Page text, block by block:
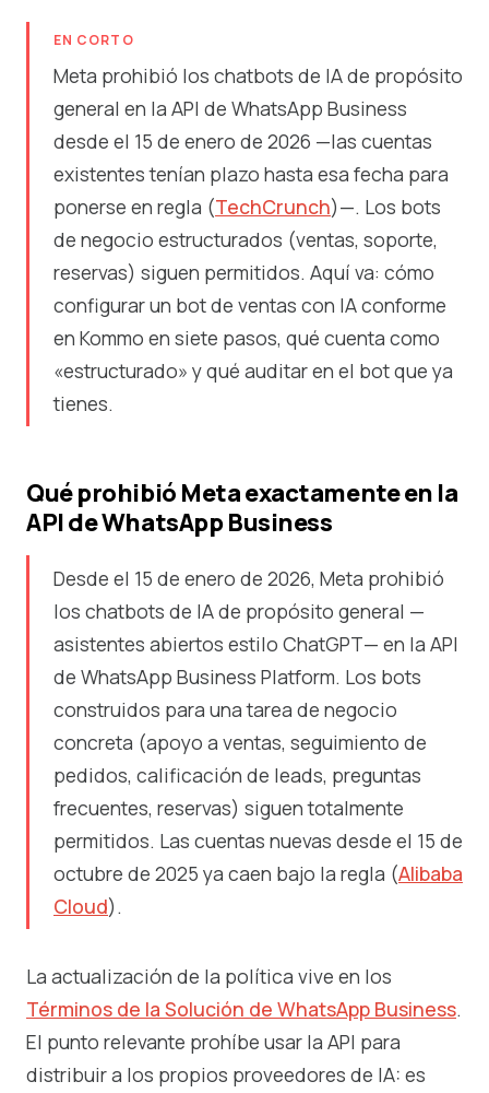
EN CORTO
Meta prohibió los chatbots de IA de propósito
general en la API de WhatsApp Business
desde el 15 de enero de 2026 —las cuentas
existentes tenían plazo hasta esa fecha para
ponerse en regla (TechCrunch)—. Los bots
de negocio estructurados (ventas, soporte,
reservas) siguen permitidos. Aquí va: cómo
configurar un bot de ventas con IA conforme
en Kommo en siete pasos, qué cuenta como
«estructurado» y qué auditar en el bot que ya
tienes.
Qué prohibió Meta exactamente en la
API de WhatsApp Business
Desde el 15 de enero de 2026, Meta prohibió
los chatbots de IA de propósito general —
asistentes abiertos estilo ChatGPT— en la API
de WhatsApp Business Platform. Los bots
construidos para una tarea de negocio
concreta (apoyo a ventas, seguimiento de
pedidos, calificación de leads, preguntas
frecuentes, reservas) siguen totalmente
permitidos. Las cuentas nuevas desde el 15 de
octubre de 2025 ya caen bajo la regla (Alibaba
Cloud).
La actualización de la política vive en los
Términos de la Solución de WhatsApp Business.
El punto relevante prohíbe usar la API para
distribuir a los propios proveedores de IA: es